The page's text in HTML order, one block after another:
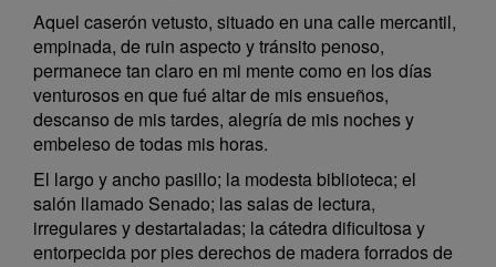
Aquel caserón vetusto, situado en una calle mercantil,
empinada, de ruin aspecto y tránsito penoso,
permanece tan claro en mi mente como en los días
venturosos en que fué altar de mis ensueños,
descanso de mis tardes, alegría de mis noches y
embeleso de todas mis horas.
El largo y ancho pasillo; la modesta biblioteca; el
salón llamado Senado; las salas de lectura,
irregulares y destartaladas; la cátedra dificultosa y
entorpecida por pies derechos de madera forrados de